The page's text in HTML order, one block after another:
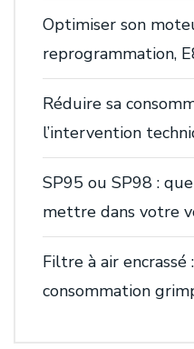
Optimiser son
reprogrammation,
Réduire sa
l’intervention
SP95 ou SP98 :
mettre dans votre
Filtre à air
consommation